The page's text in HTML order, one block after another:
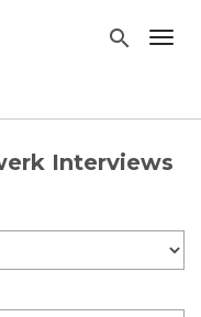
search
Interviews